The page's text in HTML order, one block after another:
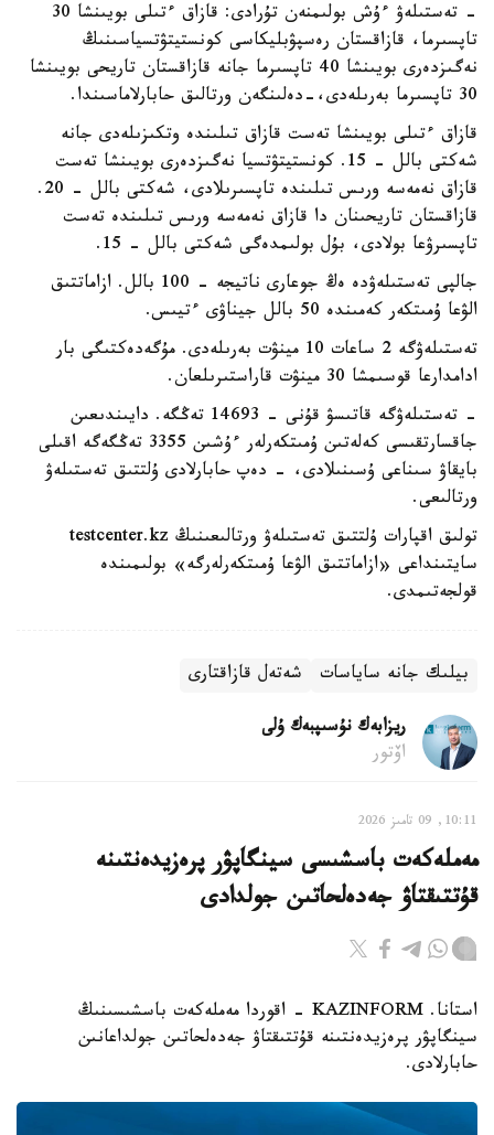
- تەستىلەۋ ءۇش بولىمنەن تۇرادى: قازاق ءتىلى بويىنشا 30
تاپسىرما، قازاقستان رەسپۋبليكاسى كونستيتۋتسياسىنىڭ
نەگىزدەرى بويىنشا 40 تاپسىرما جانە قازاقستان تاريحى بويىنشا
30 تاپسىرما بەرىلەدى،-دەلىنگەن ورتالىق حابارلاماسىندا.
قازاق ءتىلى بويىنشا تەست قازاق تىلىندە وتكىزىلەدى جانە
شەكتى بالل - 15. كونستيتۋتسيا نەگىزدەرى بويىنشا تەست
قازاق نەمەسە ورىس تىلىندە تاپسىرىلادى، شەكتى بالل - 20.
قازاقستان تاريحىنان دا قازاق نەمەسە ورىس تىلىندە تەست
تاپسىرۋعا بولادى، بۇل بولىمدەگى شەكتى بالل - 15.
جالپى تەستىلەۋدە ەڭ جوعارى ناتيجە - 100 بالل. ازاماتتىق
الۋعا ۇمىتكەر كەمىندە 50 بالل جيناۋى ءتيىس.
تەستىلەۋگە 2 ساعات 10 مينۋت بەرىلەدى. مۇگەدەكتىگى بار
ادامدارعا قوسىمشا 30 مينۋت قاراستىرىلعان.
- تەستىلەۋگە قاتىسۋ قۇنى - 14693 تەڭگە. دايىندىعىن
جاقسارتقىسى كەلەتىن ۇمىتكەرلەر ءۇشىن 3355 تەڭگەگە اقىلى
بايقاۋ سىناعى ۇسىنىلادى، - دەپ حابارلادى ۇلتتىق تەستىلەۋ
ورتالىعى.
تولىق اقپارات ۇلتتىق تەستىلەۋ ورتالىعىنىڭ testcenter.kz
سايتىنداعى «ازاماتتىق الۋعا ۇمىتكەرلەرگە» بولىمىندە
قولجەتىمدى.
بيلىك جانە ساياسات شەتەل قازاقتارى
ريزابەك نۇسىپبەك ۇلى
اۆتور
10:11, 09 تامىز 2026
مەملەكەت باسشىسى سينگاپۋر پرەزيدەنتىنە
قۇتتىقتاۋ جەدەلحاتىن جولدادى
استانا. KAZINFORM - اقوردا مەملەكەت باسشىسىنىڭ
سينگاپۋر پرەزيدەنتىنە قۇتتىقتاۋ جەدەلحاتىن جولداعانىن
حابارلادى.